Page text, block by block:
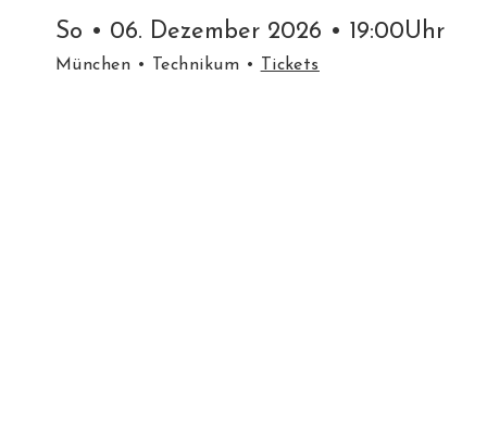
So • 06. Dezember 2026 • 19:00Uhr
München • Technikum • Tickets